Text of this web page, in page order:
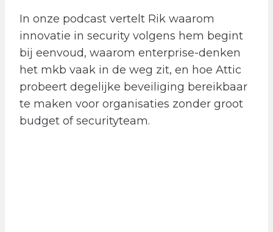
In onze podcast vertelt Rik waarom
innovatie in security volgens hem begint
bij eenvoud, waarom enterprise-denken
het mkb vaak in de weg zit, en hoe Attic
probeert degelijke beveiliging bereikbaar
te maken voor organisaties zonder groot
budget of securityteam.